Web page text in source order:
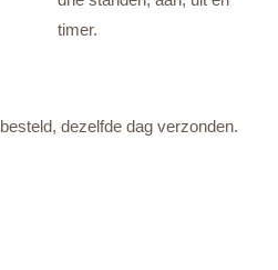
timer.
besteld, dezelfde dag verzonden.